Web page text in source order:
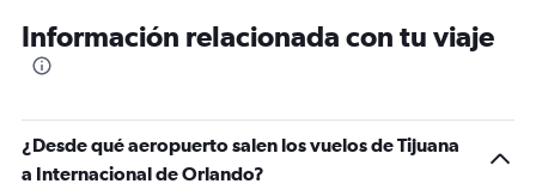
Información relacionada con tu viaje
¿Desde qué aeropuerto salen los vuelos de Tijuana
a Internacional de Orlando?